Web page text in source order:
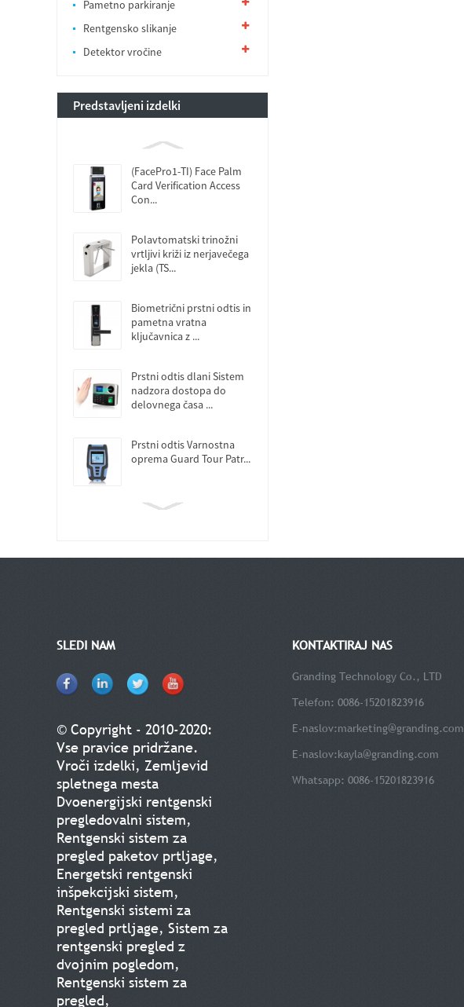
Pametno parkiranje
Rentgensko slikanje
Detektor vročine
Predstavljeni izdelki
(FacePro1-TI) Face Palm
Card Verification Access
Con...
Polavtomatski trinožni
vrtljivi križi iz nerjavečega
jekla (TS...
Biometrični prstni odtis in
pametna vratna
ključavnica z ...
Prstni odtis dlani Sistem
nadzora dostopa do
delovnega časa ...
Prstni odtis Varnostna
oprema Guard Tour Patr...
SLEDI NAM
© Copyright - 2010-2020:
Vse pravice pridržane.
Vroči izdelki, Zemljevid
spletnega mesta
Dvoenergijski rentgenski
pregledovalni sistem,
Rentgenski sistem za
pregled paketov prtljage,
Energetski rentgenski
inšpekcijski sistem,
Rentgenski sistemi za
pregled prtljage, Sistem za
rentgenski pregled z
dvojnim pogledom,
Rentgenski sistem za
pregled,
KONTAKTIRAJ NAS
Granding Technology Co., LTD
Telefon: 0086-15201823916
E-naslov:marketing@granding.com
E-naslov:kayla@granding.com
Whatsapp: 0086-15201823916